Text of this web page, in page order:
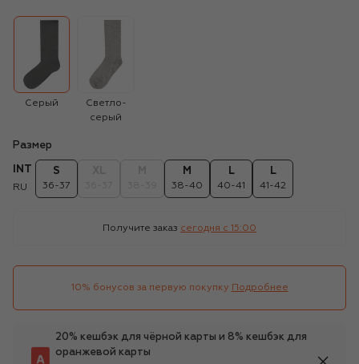
Серый
Светло-
серый
Размер
INT
RU
S
36-37
M
38-40
L
40-41
L
41-42
Получите заказ сегодня c 15:00
10% бонусов за первую покупку Подробнее
20% кешбэк для чёрной карты и 8% кешбэк для
оранжевой карты